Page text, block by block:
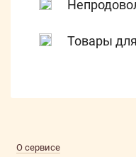
Товары
О сервисе